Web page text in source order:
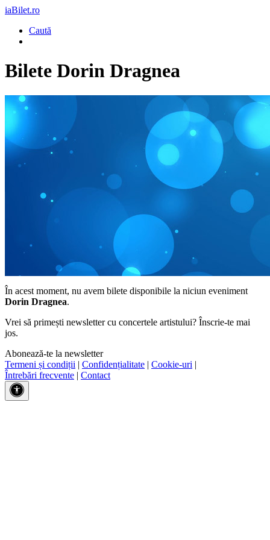
iaBilet.ro
Caută
Bilete Dorin Dragnea
În acest moment, nu avem bilete disponibile la niciun eveniment
Dorin Dragnea.
Vrei să primești newsletter cu concertele artistului? Înscrie-te mai
jos.
Abonează-te la newsletter
Termeni și condiții | Confidențialitate | Cookie-uri |
Întrebări frecvente | Contact